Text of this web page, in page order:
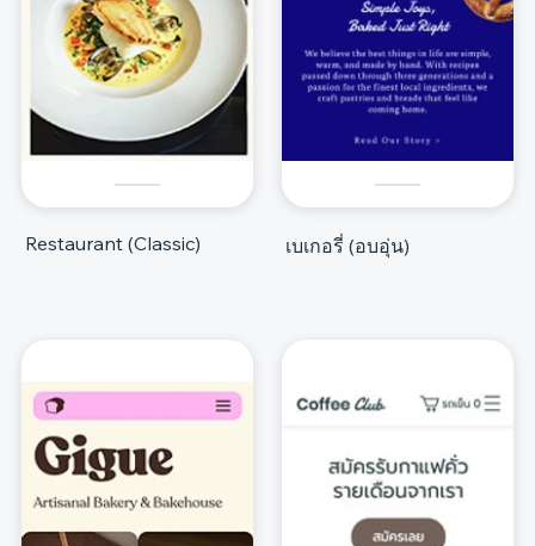
Restaurant (Classic) เบเกอรี่ (อบอุ่น)